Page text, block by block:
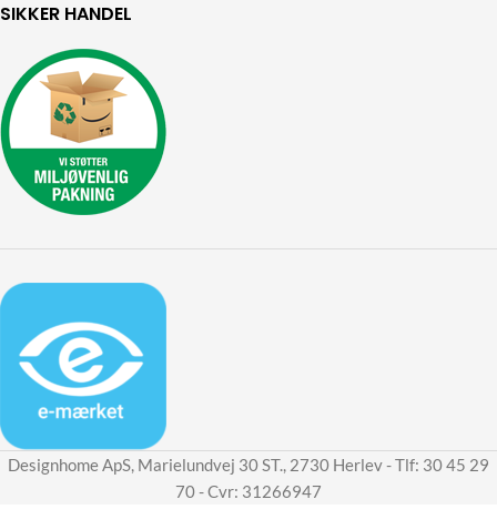
SIKKER HANDEL
Designhome ApS, Marielundvej 30 ST., 2730 Herlev - Tlf: 30 45 29
70 - Cvr: 31266947